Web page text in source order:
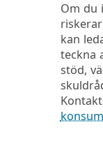
Om du
kan
teckna
stöd,